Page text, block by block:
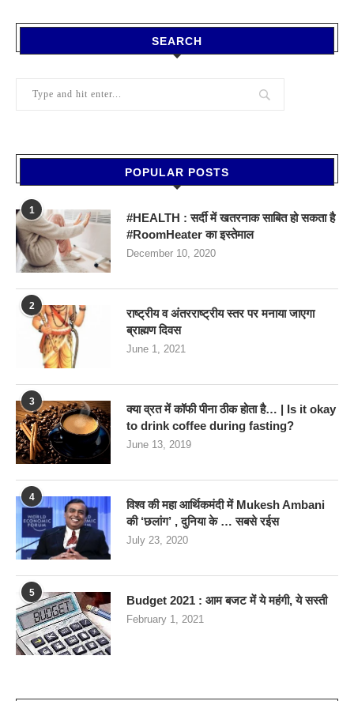
SEARCH
POPULAR POSTS
1
#HEALTH : सर्दी में खतरनाक साबित हो सकता है
#RoomHeater का इस्तेमाल
December 10, 2020
2
राष्ट्रीय व अंतरराष्ट्रीय स्तर पर मनाया जाएगा
ब्राह्मण दिवस
June 1, 2021
3
क्या व्रत में कॉफी पीना ठीक होता है… | Is it okay
to drink coffee during fasting?
June 13, 2019
4
विश्व की महा आर्थिकमंदी में Mukesh Ambani
की ‘छलांग’ , दुनिया के … सबसे रईस
July 23, 2020
5
Budget 2021 : आम बजट में ये महंगी, ये सस्‍ती
February 1, 2021